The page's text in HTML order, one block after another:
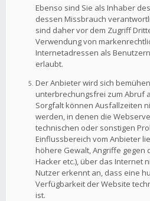
Ebenso sind Sie als Inhaber
dessen Missbrauch
sind daher vor dem Zugriff
Verwendung von
Internetadressen als
erlaubt.
Der Anbieter wird sich
unterbrechungsfrei zum Abruf
Sorgfalt können Ausfallzeiten
werden, in denen die
technischen oder sonstigen
Einflussbereich vom Anbieter
höhere Gewalt, Angriffe gegen
Hacker etc.), über das Internet
Nutzer erkennt an, dass eine
Verfügbarkeit der Website
ist.